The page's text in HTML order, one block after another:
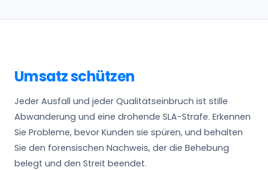
Umsatz schützen
Jeder Ausfall und jeder Qualitätseinbruch ist stille
Abwanderung und eine drohende SLA-Strafe. Erkennen
Sie Probleme, bevor Kunden sie spüren, und behalten
Sie den forensischen Nachweis, der die Behebung
belegt und den Streit beendet.